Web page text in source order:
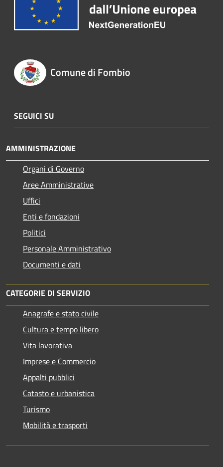
Comune di Fombio
SEGUICI SU
AMMINISTRAZIONE
Organi di Governo
Aree Amministrative
Uffici
Enti e fondazioni
Politici
Personale Amministrativo
Documenti e dati
CATEGORIE DI SERVIZIO
Anagrafe e stato civile
Cultura e tempo libero
Vita lavorativa
Imprese e Commercio
Appalti pubblici
Catasto e urbanistica
Turismo
Mobilità e trasporti